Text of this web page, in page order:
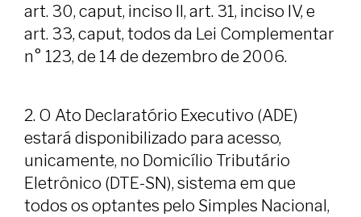
art. 30, caput, inciso lI, art. 31, inciso IV, e
art. 33, caput, todos da Lei Complementar
n° 123, de 14 de dezembro de 2006.
2. O Ato Declaratório Executivo (ADE)
estará disponibilizado para acesso,
unicamente, no Domicílio Tributário
Eletrônico (DTE-SN), sistema em que
todos os optantes pelo Simples Nacional,